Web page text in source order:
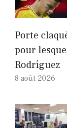
Porte
pour
Rodríguez
8 août 2026